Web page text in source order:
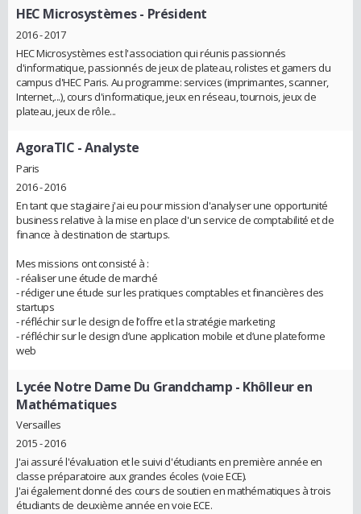
HEC Microsystèmes- Président
2016 - 2017
HEC Microsystèmes est l'association qui réunis passionnés
d'informatique, passionnés de jeux de plateau, rolistes et gamers du
campus d'HEC Paris. Au programme: services (imprimantes, scanner,
Internet,...), cours d'informatique, jeux en réseau, tournois, jeux de
plateau, jeux de rôle...
AgoraTIC - Analyste
Paris
2016 - 2016
En tant que stagiaire j'ai eu pour mission d'analyser une opportunité
business relative à la mise en place d'un service de comptabilité et de
finance à destination de startups.
Mes missions ont consisté à :
- réaliser une étude de marché
- rédiger une étude sur les pratiques comptables et financières des
startups
- réfléchir sur le design de l’offre et la stratégie marketing
- réfléchir sur le design d’une application mobile et d’une plateforme
web
Lycée Notre Dame Du Grandchamp - Khôlleur en
Mathématiques
Versailles
2015 - 2016
J'ai assuré l'évaluation et le suivi d'étudiants en première année en
classe préparatoire aux grandes écoles (voie ECE).
J'ai également donné des cours de soutien en mathématiques à trois
étudiants de deuxième année en voie ECE.